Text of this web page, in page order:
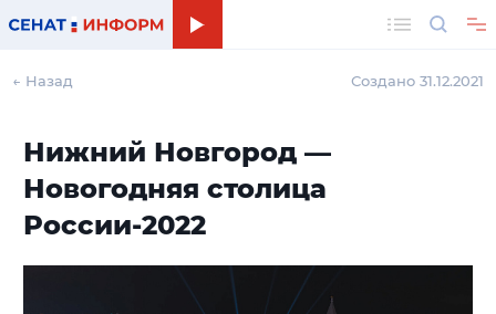
← Назад Создано 31.12.2021
Нижний Новгород —
Новогодняя столица
России-2022